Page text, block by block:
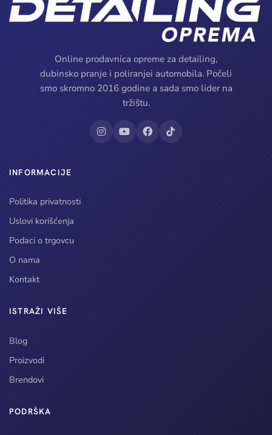
Online prodavnica opreme za detailing,
dubinsko pranje i poliranjei automobila. Počeli
smo skromno 2016 godine a sada smo lider na
tržištu.
INFORMACIJE
Politika privatnosti
Uslovi korišćenja
Podaci o trgovcu
O nama
Kontakt
ISTRAŽI VIŠE
Blog
Proizvodi
Brendovi
PODRŠKA